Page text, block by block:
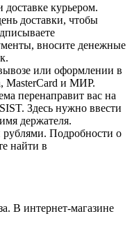
курьером.
доставки, чтобы
вносите денежные
или оформлении в
MasterCard и МИР.
перенаправит вас на
Здесь нужно ввести
держателя.
рублями. Подробности о
найти в
В интернет-магазине